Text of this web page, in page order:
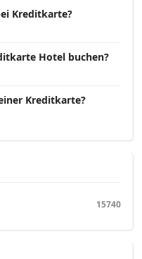
Kreditkarte?
Hotel buchen?
Kreditkarte?
15740